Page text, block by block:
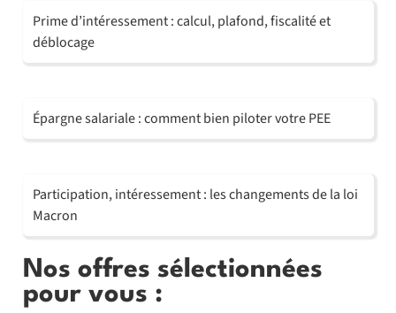
Prime d’intéressement : calcul, plafond, fiscalité et
déblocage
Épargne salariale : comment bien piloter votre PEE
Participation, intéressement : les changements de la loi
Macron
Nos offres sélectionnées
pour vous :